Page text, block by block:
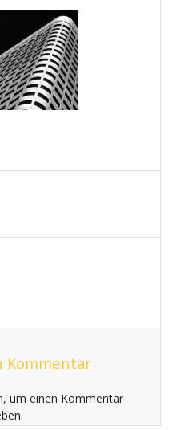
Kommentar
um einen Kommentar